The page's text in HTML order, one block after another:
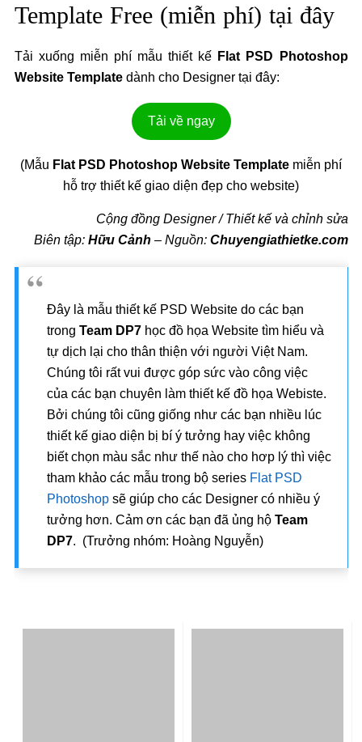
Template Free (miễn phí) tại đây
Tải xuống miễn phí mẫu thiết kế Flat PSD Photoshop
Website Templatedành cho Designer tại đây:
Tải về ngay
(Mẫu Flat PSD Photoshop Website Template miễn phí
hỗ trợ thiết kế giao diện đẹp cho website)
Cộng đồng Designer / Thiết kế và chỉnh sửa
Biên tập: Hữu Cảnh – Nguồn: Chuyengiathietke.com
Đây là mẫu thiết kế PSD Website do các bạn
trong Team DP7học đồ họa Website tìm hiểu và
tự dịch lại cho thân thiện với người Việt Nam.
Chúng tôi rất vui được góp sức vào công việc
của các bạn chuyên làm thiết kế đồ họa Webiste.
Bởi chúng tôi cũng giống như các bạn nhiều lúc
thiết kế giao diện bị bí ý tưởng hay việc không
biết chọn màu sắc như thế nào cho hơp lý thì việc
tham khảo các mẫu trong bộ series Flat PSD
Photoshopsẽ giúp cho các Designer có nhiều ý
tưởng hơn. Cảm ơn các bạn đã ủng hộ Team
DP7. (Trưởng nhóm: Hoàng Nguyễn)